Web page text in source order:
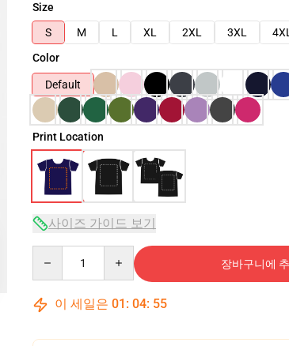
Size
S
M L XL 2XL 3XL 4XL
Color
Default
Print Location
사이즈 가이드 보기
장바구니에
이 세일은 01 : 04: 53